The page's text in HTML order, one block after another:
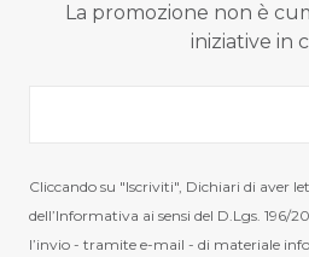
La promozione non è
iniziative in
Cliccando su "Iscriviti", Dichiari di aver
dell’Informativa ai sensi del D.Lgs. 196/
l’invio - tramite e-mail - di materiale